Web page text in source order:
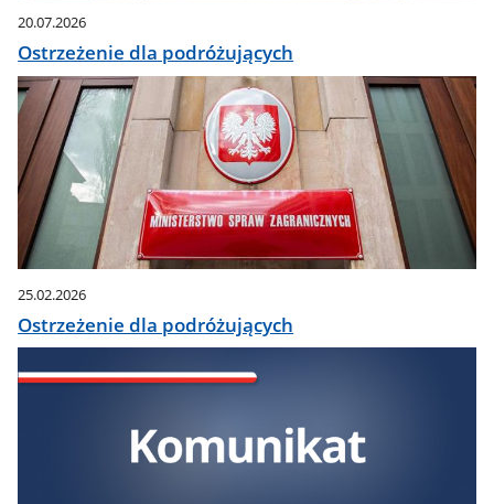
20.07.2026
Ostrzeżenie dla podróżujących
25.02.2026
Ostrzeżenie dla podróżujących